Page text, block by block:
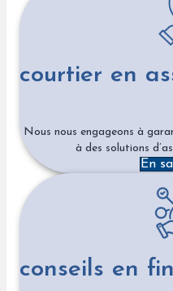
courtier en
Nous nous engageons à
à des solutions
En
conseils en